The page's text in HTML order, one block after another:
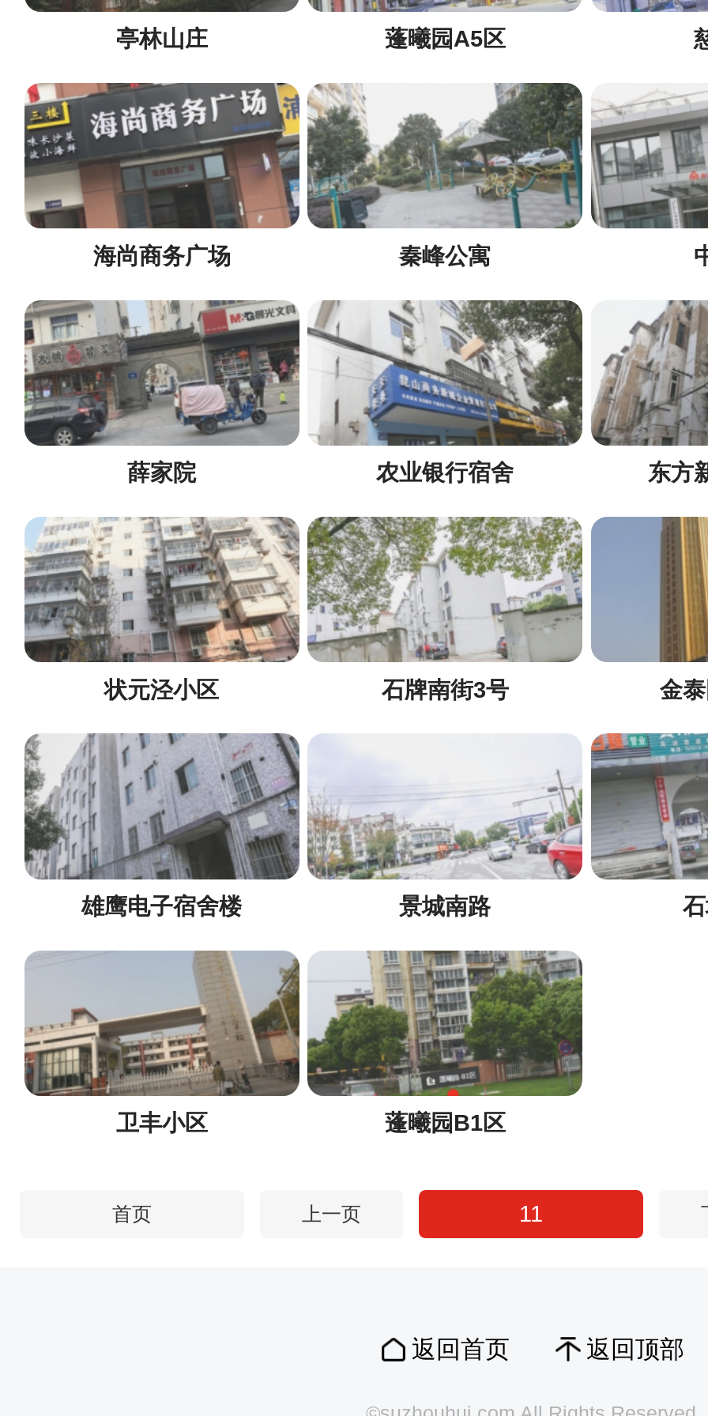
亭林山庄 蓬曦园A5区
海尚商务广场 秦峰公寓
薛家院 农业银行宿舍 东方
状元泾小区 石牌南街3号 金
雄鹰电子宿舍楼 景城南路
卫丰小区 蓬曦园B1区
首页 上一页 11
返回首页 返回顶部